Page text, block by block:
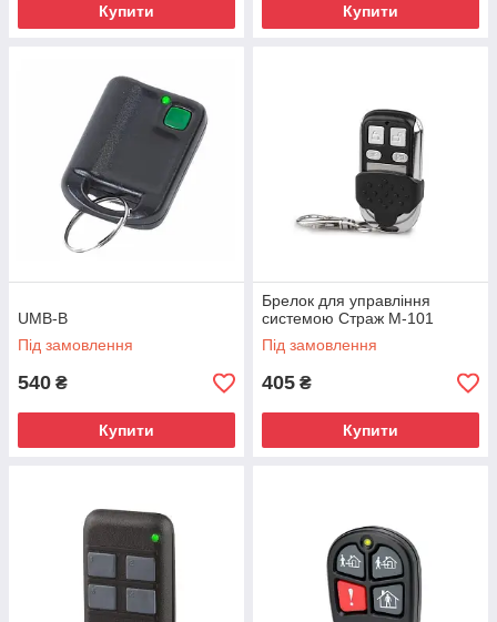
Купити Купити
UMB-B
Під замовлення
540 ₴
Купити
Брелок для управління
системою Страж М-101
Під замовлення
405 ₴
Купити